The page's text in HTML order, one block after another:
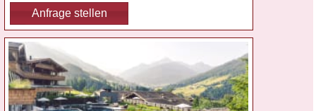
Anfrage stellen